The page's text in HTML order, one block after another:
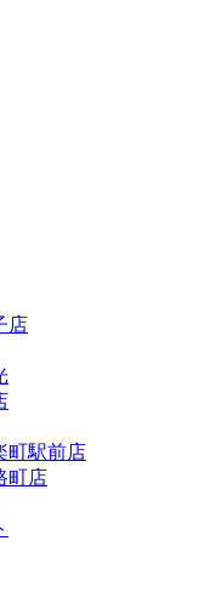
店
町駅前店
町店